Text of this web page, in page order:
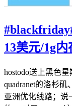
13美元/1g
hostodo送上黑色
quadranet的洛杉
亚洲优化线路；说